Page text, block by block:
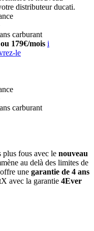
distributeur ducati.
carburant
179€/mois i
le
carburant
plus fous avec le nouveau
au delà des limites de
une garantie de 4 ans
avec la garantie 4Ever